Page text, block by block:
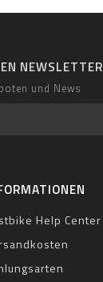
NEWSLETTER
und News
Help Center